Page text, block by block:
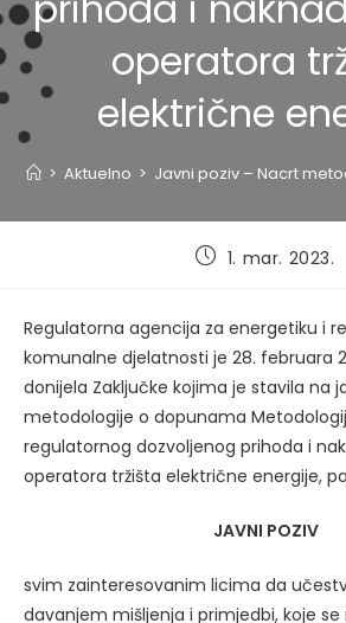
operatora
električne
> Aktuelno > Javni poziv – Nacrt
Post1. mar. 2023.
Regulatorna agencija za energetiku i
komunalne djelatnosti je 28. februara
donijela Zaključke kojima je stavila na
metodologije o dopunama
regulatornog dozvoljenog prihoda i
operatora tržišta električne energije,
JAVNI POZIV
svim zainteresovanim licima da
davanjem mišljenja i primjedbi, koje